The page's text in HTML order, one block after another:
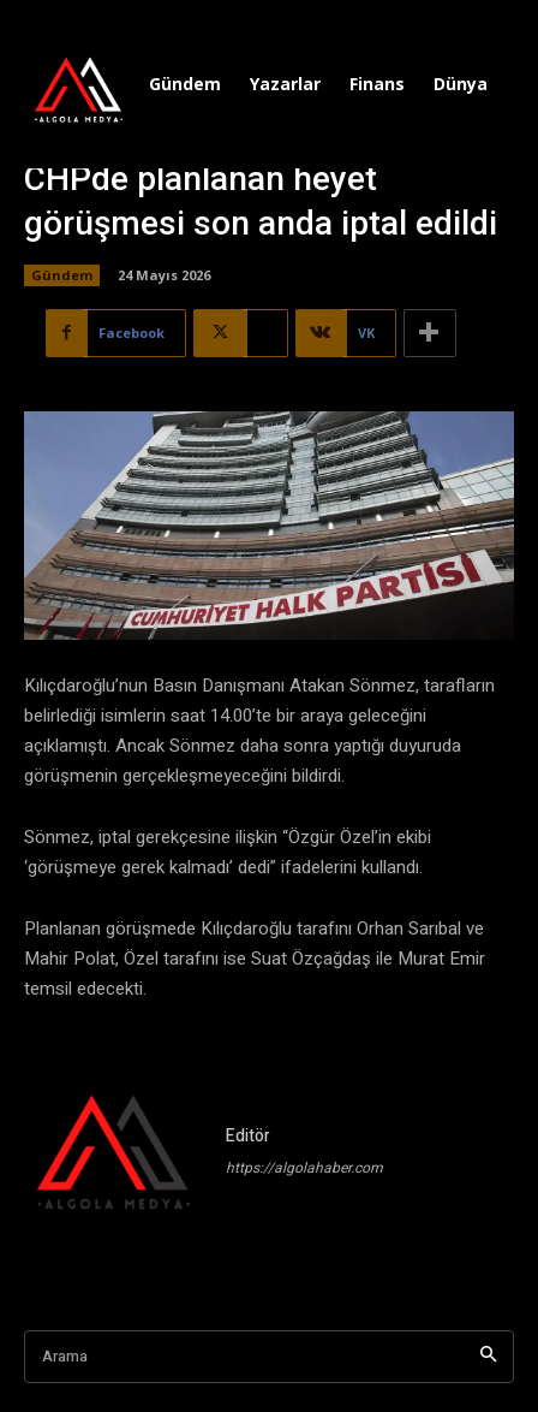
Gündem Yazarlar Finans Dünya
CHPde planlanan heyet
görüşmesi son anda iptal edildi
Gündem 24 Mayıs 2026
Facebook VK
Kılıçdaroğlu’nun Basın Danışmanı Atakan Sönmez, tarafların
belirlediği isimlerin saat 14.00’te bir araya geleceğini
açıklamıştı. Ancak Sönmez daha sonra yaptığı duyuruda
görüşmenin gerçekleşmeyeceğini bildirdi.
Sönmez, iptal gerekçesine ilişkin “Özgür Özel’in ekibi
‘görüşmeye gerek kalmadı’ dedi” ifadelerini kullandı.
Planlanan görüşmede Kılıçdaroğlu tarafını Orhan Sarıbal ve
Mahir Polat, Özel tarafını ise Suat Özçağdaş ile Murat Emir
temsil edecekti.
Editör
https://algolahaber.com
Arama